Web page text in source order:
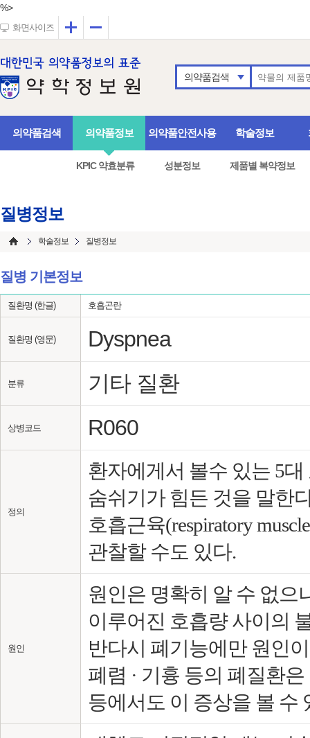
%>
화면사이즈 확대
의약품검색
의약품검색 의약품정보
KPIC 약효분류 성분정보 제품별 복약정보
의약품안전사용 학술정보
질병정보
학술정보 질병정보
질병 기본정보
질환명 (한글) 호흡곤란
질환명 (영문) Dyspnea
분류 기타 질환
상병코드 R060
정의
환자에게서 볼수 있는 5
숨쉬기가 힘든 것을 말한
호흡근육(respiratory
관찰할 수도 있다.
원인
원인은 명확히 알 수 없으
이루어진 호흡량 사이의
반다시 폐기능에만 원인
폐렴 · 기흉 등의 폐질환
등에서도 이 증상을 볼 수